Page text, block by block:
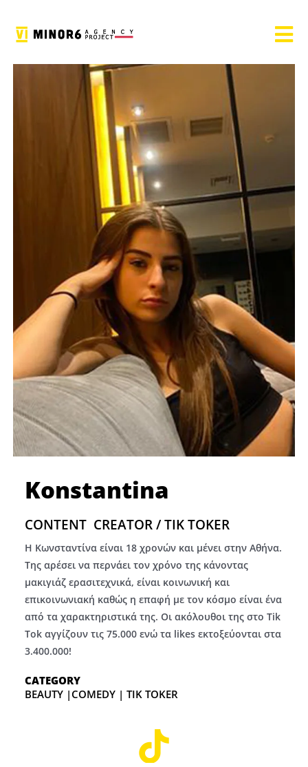
Konstantina
CONTENT CREATOR / TIK TOKER
Η Κωνσταντίνα είναι 18 χρονών και μένει στην Αθήνα.
Της αρέσει να περνάει τον χρόνο της κάνοντας
μακιγιάζ ερασιτεχνικά, είναι κοινωνική και
επικοινωνιακή καθώς η επαφή με τον κόσμο είναι ένα
από τα χαρακτηριστικά της. Οι ακόλουθοι της στο Tik
Tok αγγίζουν τις 75.000 ενώ τα likes εκτοξεύονται στα
3.400.000!
CATEGORY
BEAUTY |COMEDY | TIK TOKER